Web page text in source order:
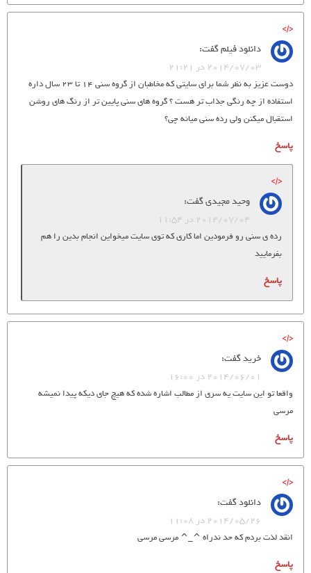
دانلود فیلمگفت:
2014/07/03 در 21:21
دوست عزیز به نظر شما برای سایتی که مخاطبان از گروه سنی 14 تا 23 سال داره
استفاده از چه رنگی جذاب تر هست ؟ گروه های سنی پایین تر از رنگ های روشن
استقبال میکنن ولی رده سنی میانه چی؟
پاسخ
وحید مجیدیگفت:
2014/07/04 در 11:54
رده ی سنی رو فرمودین اما کاری که توی سایت میخواین انجام بدین را هم
بفرمایید
پاسخ
خریدگفت:
2014/06/01 در 16:00
واقعا تو این سایت یه سری از مطالب اشاره شده که هیچ جای دیکه پیدا نمیشه
مرسی
پاسخ
دانلودگفت:
2014/05/26 در 11:08
انقد لذت بردم که حد ندراه ^_^ مرسی مرسی
پاسخ